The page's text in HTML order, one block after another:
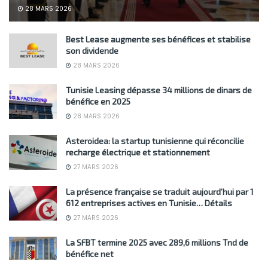
28 MARS 2026
Best Lease augmente ses bénéfices et stabilise
son dividende
28 MARS 2026
Tunisie Leasing dépasse 34 millions de dinars de
bénéfice en 2025
28 MARS 2026
Asteroidea: la startup tunisienne qui réconcilie
recharge électrique et stationnement
27 MARS 2026
La présence française se traduit aujourd’hui par 1
612 entreprises actives en Tunisie… Détails
27 MARS 2026
La SFBT termine 2025 avec 289,6 millions Tnd de
bénéfice net